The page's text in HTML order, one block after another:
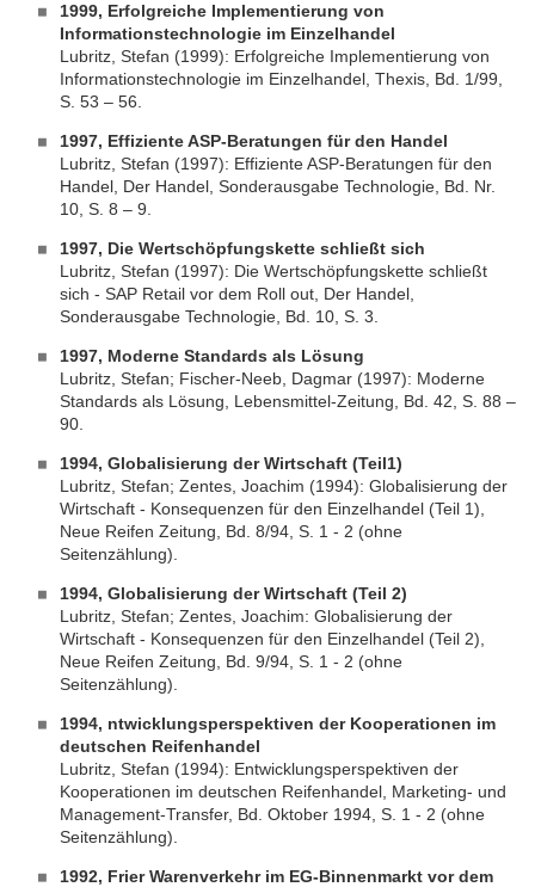
1999, Erfolgreiche Implementierung von
Informationstechnologie im Einzelhandel
Lubritz, Stefan (1999): Erfolgreiche Implementierung von
Informationstechnologie im Einzelhandel, Thexis, Bd. 1/99,
S. 53 – 56.
1997, Effiziente ASP-Beratungen für den Handel
Lubritz, Stefan (1997): Effiziente ASP-Beratungen für den
Handel, Der Handel, Sonderausgabe Technologie, Bd. Nr.
10, S. 8 – 9.
1997, Die Wertschöpfungskette schließt sich
Lubritz, Stefan (1997): Die Wertschöpfungskette schließt
sich - SAP Retail vor dem Roll out, Der Handel,
Sonderausgabe Technologie, Bd. 10, S. 3.
1997, Moderne Standards als Lösung
Lubritz, Stefan; Fischer-Neeb, Dagmar (1997): Moderne
Standards als Lösung, Lebensmittel-Zeitung, Bd. 42, S. 88 –
90.
1994, Globalisierung der Wirtschaft (Teil1)
Lubritz, Stefan; Zentes, Joachim (1994): Globalisierung der
Wirtschaft - Konsequenzen für den Einzelhandel (Teil 1),
Neue Reifen Zeitung, Bd. 8/94, S. 1 - 2 (ohne
Seitenzählung).
1994, Globalisierung der Wirtschaft (Teil 2)
Lubritz, Stefan; Zentes, Joachim: Globalisierung der
Wirtschaft - Konsequenzen für den Einzelhandel (Teil 2),
Neue Reifen Zeitung, Bd. 9/94, S. 1 - 2 (ohne
Seitenzählung).
1994, ntwicklungsperspektiven der Kooperationen im
deutschen Reifenhandel
Lubritz, Stefan (1994): Entwicklungsperspektiven der
Kooperationen im deutschen Reifenhandel, Marketing- und
Management-Transfer, Bd. Oktober 1994, S. 1 - 2 (ohne
Seitenzählung).
1992, Frier Warenverkehr im EG-Binnenmarkt vor dem